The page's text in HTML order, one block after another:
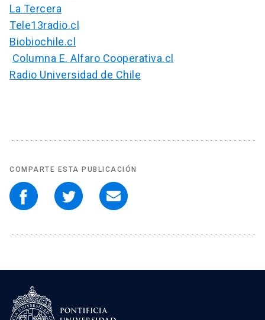
La Tercera
Tele13radio.cl
Biobiochile.cl
Columna E. Alfaro Cooperativa.cl
Radio Universidad de Chile
COMPARTE ESTA PUBLICACIÓN